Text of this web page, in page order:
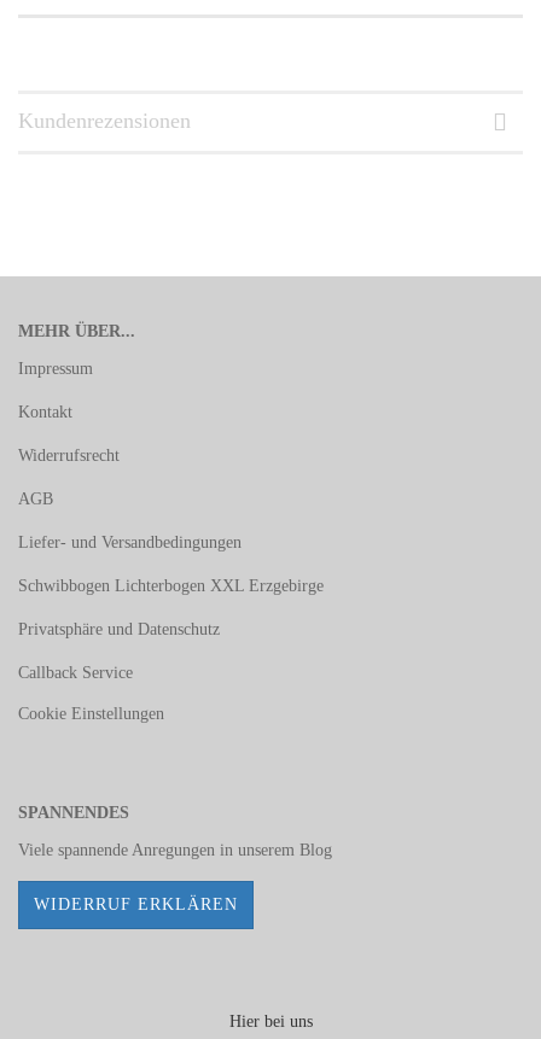
Kundenrezensionen
MEHR ÜBER...
Impressum
Kontakt
Widerrufsrecht
AGB
Liefer- und Versandbedingungen
Schwibbogen Lichterbogen XXL Erzgebirge
Privatsphäre und Datenschutz
Callback Service
Cookie Einstellungen
SPANNENDES
Viele spannende Anregungen in unserem Blog
WIDERRUF ERKLÄREN
Hier bei uns